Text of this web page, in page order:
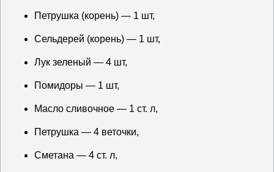
Петрушка (корень) — 1 шт,
Сельдерей (корень) — 1 шт,
Лук зеленый — 4 шт,
Помидоры — 1 шт,
Масло сливочное — 1 ст. л,
Петрушка — 4 веточки,
Сметана — 4 ст. л,